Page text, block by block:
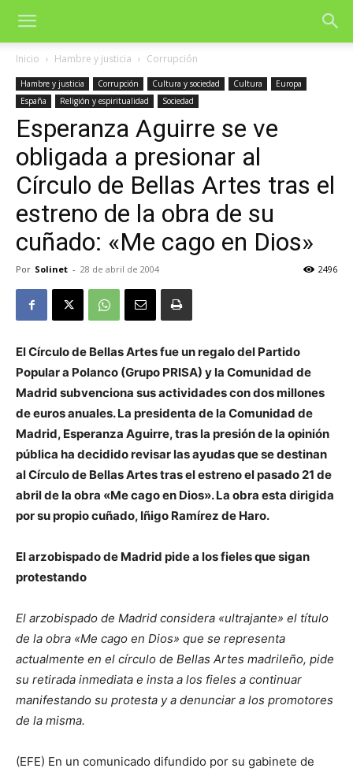
Inicio Hambre y justicia Corrupción
Hambre y justicia Corrupción Cultura y sociedad Cultura
Europa
España
Religión y espiritualidad Sociedad
Esperanza Aguirre se ve
obligada a presionar al
Círculo de Bellas Artes tras el
estreno de la obra de su
cuñado: «Me cago en Dios»
Por Solinet - 28 de abril de 2004 2496
El Círculo de Bellas Artes fue un regalo del Partido
Popular a Polanco (Grupo PRISA) y la Comunidad de
Madrid subvenciona sus actividades con dos millones
de euros anuales.La presidenta de la Comunidad de
Madrid, Esperanza Aguirre, tras la presión de la opinión
pública ha decidido revisar las ayudas que se destinan
al Círculo de Bellas Artes tras el estreno el pasado 21 de
abril de la obra «Me cago en Dios».La obra esta dirigida
por su propio cuñado, Iñigo Ramírez de Haro.
El arzobispado de Madrid pide a los fieles que sigan
protestando
El arzobispado de Madrid considera «ultrajante» el título
de la obra «Me cago en Dios» que se representa
actualmente en el círculo de Bellas Artes madrileño, pide
su retirada inmediata e insta a los fieles a continuar
manifestando su protesta y a denunciar a los promotores
de la misma.
(EFE) En un comunicado difundido por su gabinete de